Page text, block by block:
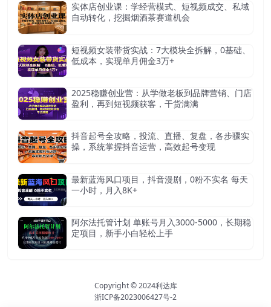
实体店创业课：学经营模式、短视频成交、私域
自动转化，挖掘烟酒茶赛道机会
短视频女装带货实战：7大模块全拆解，0基础、
低成本，实现单月佣金3万+
2025稳赚创业营：从学做老板到品牌营销、门店
盈利，再到短视频获客，干货满满
抖音起号全攻略，投流、直播、复盘，各步骤实
操，系统掌握抖音运营，高效起号变现
最新蓝海风口项目，抖音漫剧，0粉不实名 每天
一小时，月入8K+
阿尔法托管计划 单账号月入3000-5000，长期稳
定项目，新手小白轻松上手
Copyright © 2024利达库
浙ICP备2023006427号-2